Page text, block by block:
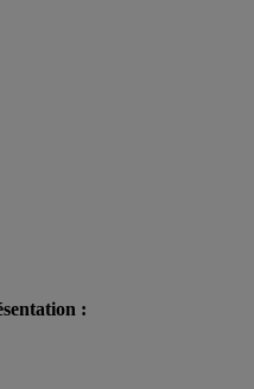
: